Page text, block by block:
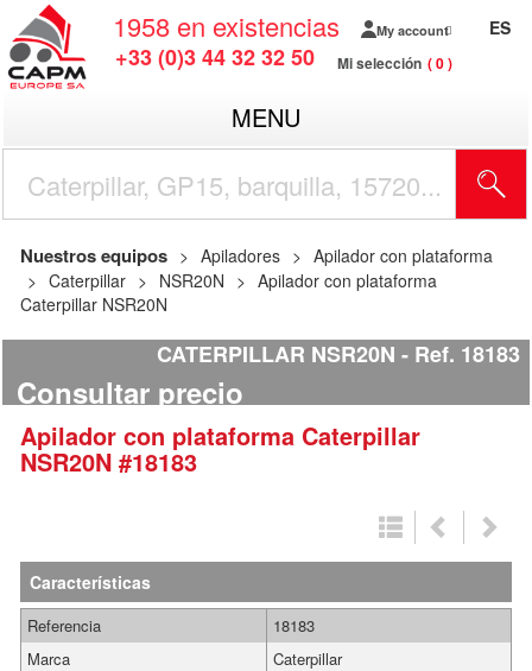
1958 en existencias
+33 (0)3 44 32 32 50
My account
Mi selección 0
ES
MENU
Nuestros equipos Apiladores
Apilador con plataforma
Caterpillar
NSR20N
Apilador con plataforma
Caterpillar NSR20N
CATERPILLAR NSR20N Ref. 18183
Consultar precio
Apilador con plataforma Caterpillar
NSR20N #18183
Características
Referencia
18183
Marca
Caterpillar